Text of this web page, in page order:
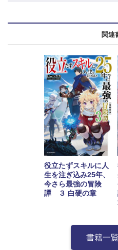
関連
役立たずスキルに人
生を注ぎ込み25年、
今さら最強の冒険
譚 ３ 白硬の章
書籍一